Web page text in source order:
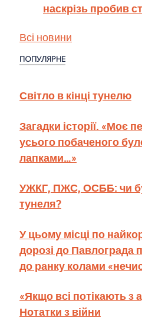
наскрізь пробив
Всі новини
ПОПУЛЯРНЕ
Світло в кінці тунелю
Загадки історії. «Моє
усього побаченого
лапками…»
УЖКГ, ПЖС, ОСББ: чи
тунеля?
У цьому місці по
дорозі до Павлограда
до ранку колами
«Якщо всі потікають з
Нотатки з війни